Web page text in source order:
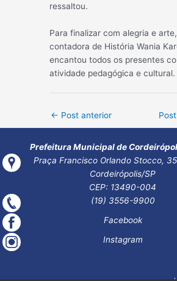
ressaltou.
Para finalizar com alegria e
contadora de História Wania
encantou todos os presentes
atividade pedagógica e cultural.
Post
← Post anterior
Prefeitura Municipal de
Praça Francisco Orlando Stocco,
Cordeirópolis/SP
CEP: 13490-004
(19) 3556-9900
Facebook
Instagram